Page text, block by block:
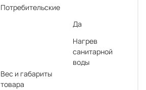
Потребительские
Да
Нагрев
санитарной
воды
Вес и габариты
товара